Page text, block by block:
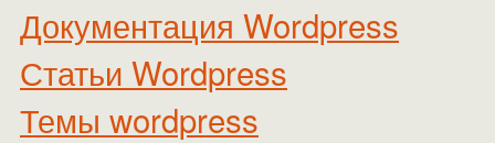
Документация Wordpress
Статьи Wordpress
Темы wordpress